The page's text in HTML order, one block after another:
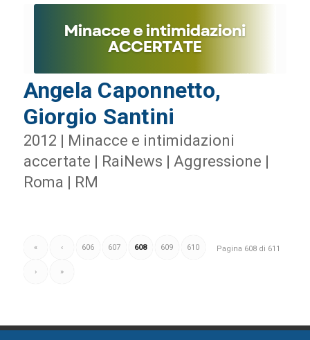
Angela Caponnetto,
Giorgio Santini
2012 | Minacce e intimidazioni
accertate | RaiNews | Aggressione |
Roma | RM
Pagina 608 di 611
« ‹ 606 607 608 609 610
› »